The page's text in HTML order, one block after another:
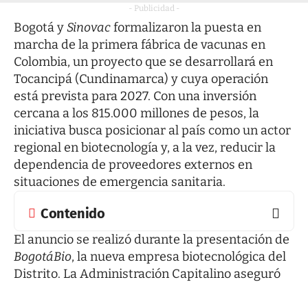
- Publicidad -
Bogotá ySinovacformalizaron la puesta en
marcha de la primera fábrica de vacunas en
Colombia, un proyecto que se desarrollará en
Tocancipá (Cundinamarca) y cuya operación
está prevista para 2027. Con una inversión
cercana a los 815.000 millones de pesos, la
iniciativa busca posicionar al país como un actor
regional en biotecnología y, a la vez, reducir la
dependencia de proveedores externos en
situaciones de emergencia sanitaria.
Contenido
El anuncio se realizó durante la presentación de
BogotáBio, la nueva empresa biotecnológica del
Distrito. La Administración Capitalino aseguró